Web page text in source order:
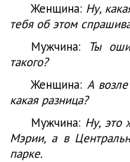
Женщина: Ну,
тебя об этом
Мужчина:
Ты
такого?
Женщина: А
какая разница?
Мужчина: Ну, это
Мэрии, а в
парке.